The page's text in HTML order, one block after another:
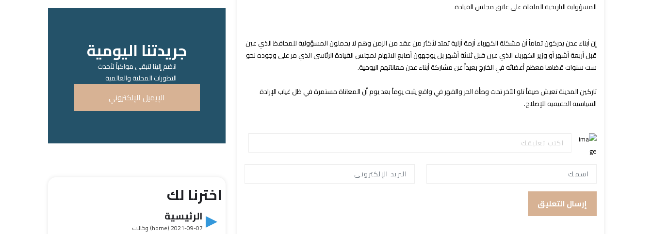
المسؤولية التاريخية الملقاة على عاتق مجلس القيادة
إن أبناء عدن يدركون تماماً أن مشكلة الكهرباء أزمة أزلية تمتد لأكثر من عقد من الزمن وهم لا يحملون المسؤولية للمحافظ الذي عين
قبل أربعة أشهر أو وزير الكهرباء الذي عين قبل ثلاثة أشهر بل يوجهون أصابع الاتهام لمجلس القيادة الرئاسي الذي مر على وجوده نحو
ست سنوات قضاها معظم أعضائه في الخارج بعيداً عن مشاركة أبناء عدن معاناتهم اليومية.
تاركين المدينة تعيش صيفاً تلو الآخر تحت وطأة الحر والقهر في واقع يثبت يوماً بعد يوم أن المعاناة مستمرة في ظل غياب الإرادة
السياسية الحقيقية للإصلاح.
إرسال التعليق
جريدتنا اليومية
انضم إلينا لتبقى مواكباً لأحدث
التطورات المحلية والعالمية
الإيميل الإلكتروني
اخترنا لك
الرئيسية
2021-09-07 (home) وكالات